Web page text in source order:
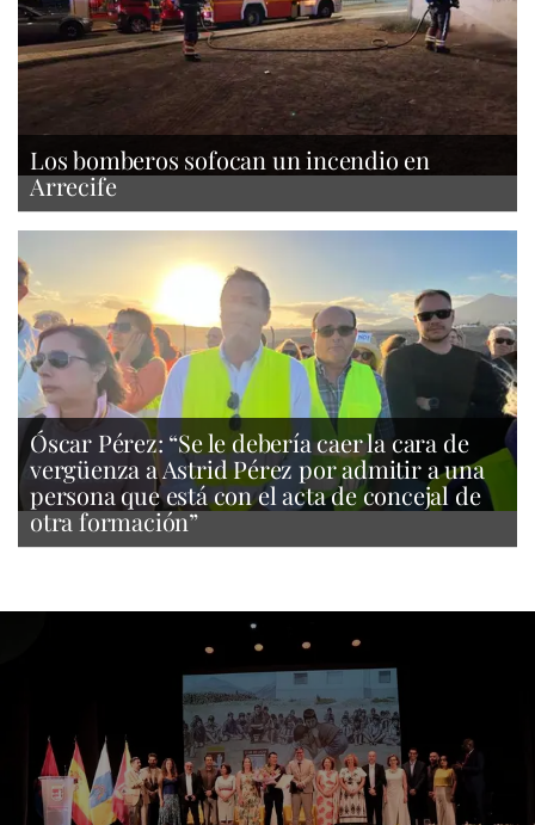
Los bomberos sofocan un incendio en
Arrecife
Óscar Pérez: “Se le debería caer la cara de
vergüenza a Astrid Pérez por admitir a una
persona que está con el acta de concejal de
otra formación”